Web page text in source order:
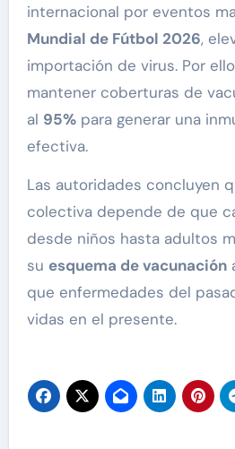
internacional por eventos
Mundial de Fútbol 2026,
importación de virus. Por
mantener coberturas de
al 95%para generar una
efectiva.
Las autoridades concluyen
colectiva depende de que
desde niños hasta adultos
su esquema de vacunación
que enfermedades del
vidas en el presente.